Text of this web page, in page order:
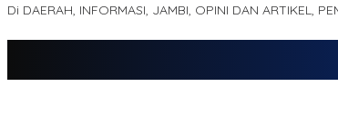
Di DAERAH, INFORMASI, JAMBI, OPINI DAN ARTIKEL,